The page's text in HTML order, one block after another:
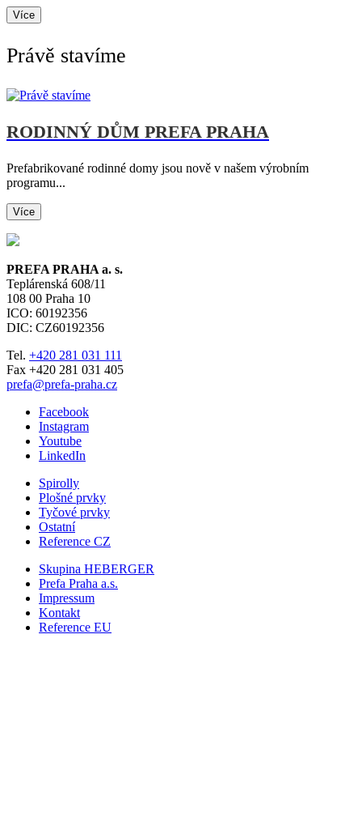
Více
Právě stavíme
RODINNÝ DŮM PREFA PRAHA
Prefabrikované rodinné domy jsou nově v našem výrobním
programu...
Více
PREFA PRAHA a. s.
Teplárenská 608/11
108 00 Praha 10
ICO: 60192356
DIC: CZ60192356
Tel. +420 281 031 111
Fax +420 281 031 405
prefa@prefa-praha.cz
Facebook
Instagram
Youtube
LinkedIn
Spirolly
Plošné prvky
Tyčové prvky
Ostatní
Reference CZ
Skupina HEBERGER
Prefa Praha a.s.
Impressum
Kontakt
Reference EU